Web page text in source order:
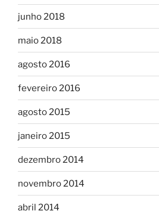
junho 2018
maio 2018
agosto 2016
fevereiro 2016
agosto 2015
janeiro 2015
dezembro 2014
novembro 2014
abril 2014